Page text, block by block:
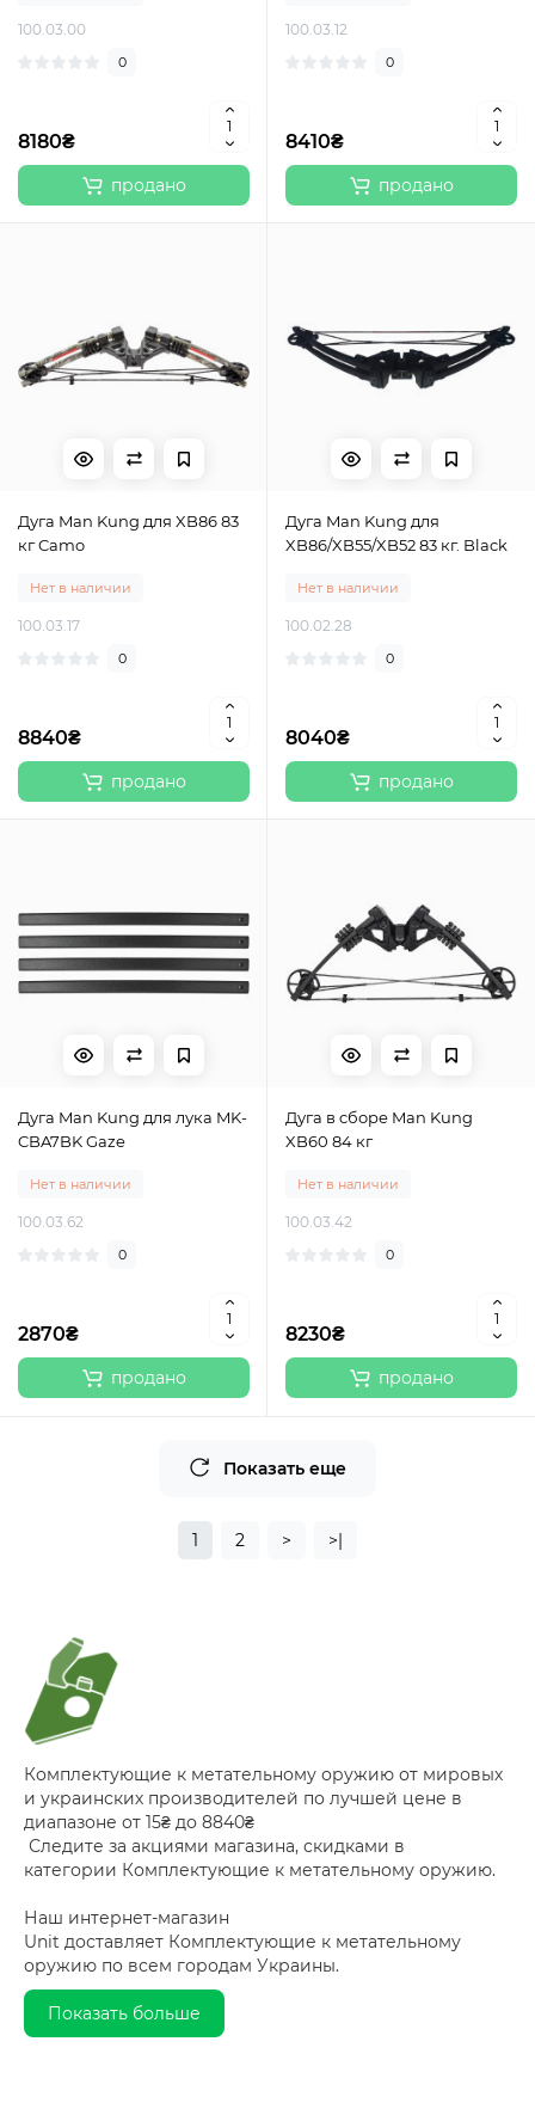
100.03.00
0
8180₴
продано
100.03.12
0
8410₴
продано
Дуга Man Kung для XB86 83
кг Camo
Нет в наличии
100.03.17
0
8840₴
продано
Дуга Man Kung для
XB86/XB55/XB52 83 кг. Black
Нет в наличии
100.02.28
0
8040₴
продано
Дуга Man Kung для лука MK-
CBA7BK Gaze
Нет в наличии
100.03.62
0
2870₴
продано
Дуга в cборе Man Kung
XB60 84 кг
Нет в наличии
100.03.42
0
8230₴
продано
Показать еще
1 2 > >|
Комплектующие к метательному оружию от мировых
и украинских производителей по лучшей цене в
диапазоне от 15₴ до 8840₴
Следите за акциями магазина, скидками в
категории Комплектующие к метательному оружию.
Наш интернет-магазин
Unit доставляет Комплектующие к метательному
оружию по всем городам Украины.
Показать больше